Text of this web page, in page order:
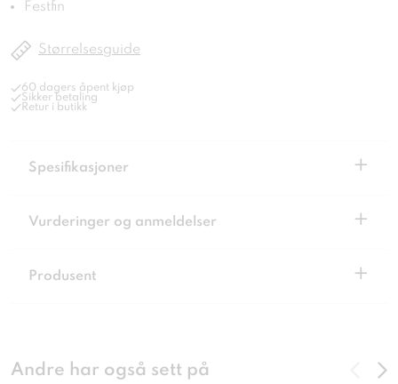
Festfin
Størrelsesguide
60 dagers åpent kjøp
Sikker betaling
Retur i butikk
Spesifikasjoner +
Vurderinger og anmeldelser +
Produsent +
Andre har også sett på